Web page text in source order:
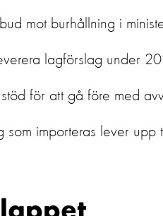
mot burhållning i
lagförslag under
för att gå före med
som importeras lever upp